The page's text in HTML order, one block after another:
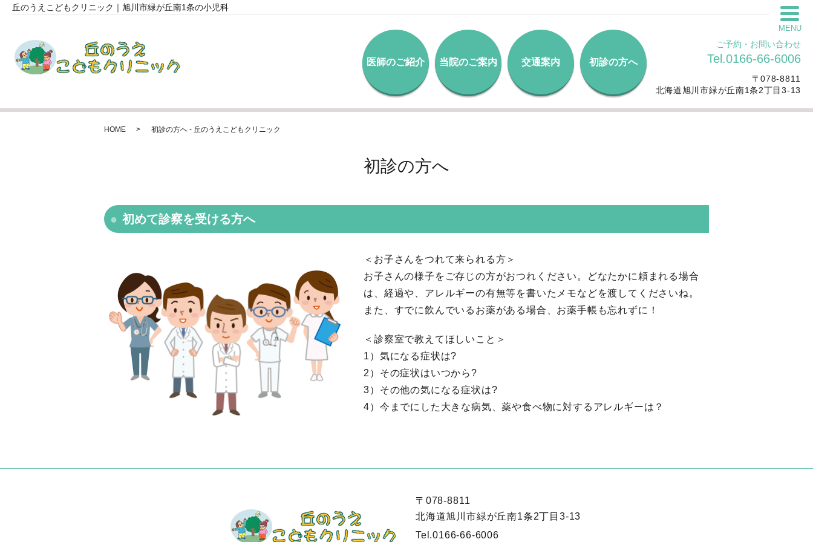
丘のうえこどもクリニック｜旭川市緑が丘南1条の小児科
医師のご紹介 当院のご案内 交通案内 初診の方へ
MENU
ご予約・お問い合わせ
Tel.0166-66-6006
〒078-8811
北海道旭川市緑が丘南1条2丁目3-13
HOME 初診の方へ - 丘のうえこどもクリニック
初診の方へ
初めて診察を受ける方へ
＜お子さんをつれて来られる方＞
お子さんの様子をご存じの方がおつれください。どなたかに頼まれる場合
は、経過や、アレルギーの有無等を書いたメモなどを渡してくださいね。
また、すでに飲んでいるお薬がある場合、お薬手帳も忘れずに！
＜診察室で教えてほしいこと＞
1）気になる症状は?
2）その症状はいつから?
3）その他の気になる症状は?
4）今までにした大きな病気、薬や食べ物に対するアレルギーは？
〒078-8811
北海道旭川市緑が丘南1条2丁目3-13
Tel.0166-66-6006